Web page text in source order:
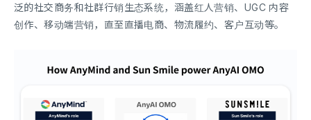
泛的社交商务和社群行销生态系统，涵盖红人营销、UGC 内容
创作、移动端营销，直至直播电商、物流履约、客户互动等。